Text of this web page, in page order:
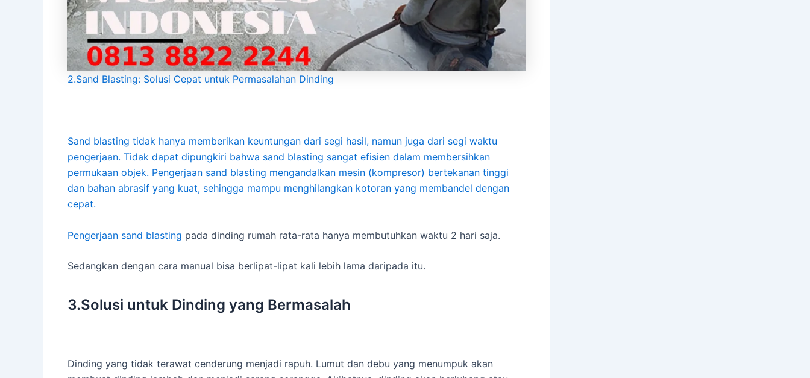
2.Sand Blasting: Solusi Cepat untuk Permasalahan Dinding
Sand blasting tidak hanya memberikan keuntungan dari segi hasil, namun juga dari segi waktu
pengerjaan. Tidak dapat dipungkiri bahwa sand blasting sangat efisien dalam membersihkan
permukaan objek. Pengerjaan sand blasting mengandalkan mesin (kompresor) bertekanan tinggi
dan bahan abrasif yang kuat, sehingga mampu menghilangkan kotoran yang membandel dengan
cepat.
Pengerjaan sand blasting pada dinding rumah rata-rata hanya membutuhkan waktu 2 hari saja.
Sedangkan dengan cara manual bisa berlipat-lipat kali lebih lama daripada itu.
3.Solusi untuk Dinding yang Bermasalah
Dinding yang tidak terawat cenderung menjadi rapuh. Lumut dan debu yang menumpuk akan